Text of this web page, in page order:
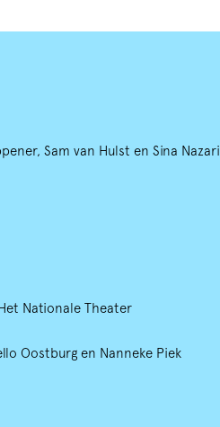
Sam van Hulst en Sina Nazari
Nationale Theater
Oostburg en Nanneke Piek